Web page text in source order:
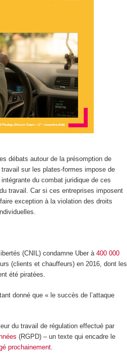
débats autour de la présomption de
sur les plates-formes impose de
du combat juridique de ces
travail. Car si ces entreprises imposent
exception à la violation des droits
(CNIL) condamne Uber à400 000
(clients et chauffeurs) en 2016, dont les
été piratées.
donné que « le succès de l’attaque
du travail de régulation effectué par
(RGPD) – un texte qui encadre le
prochainement.